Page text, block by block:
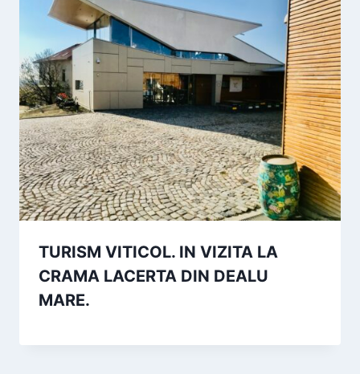
TURISM VITICOL. IN VIZITA LA
CRAMA LACERTA DIN DEALU
MARE.